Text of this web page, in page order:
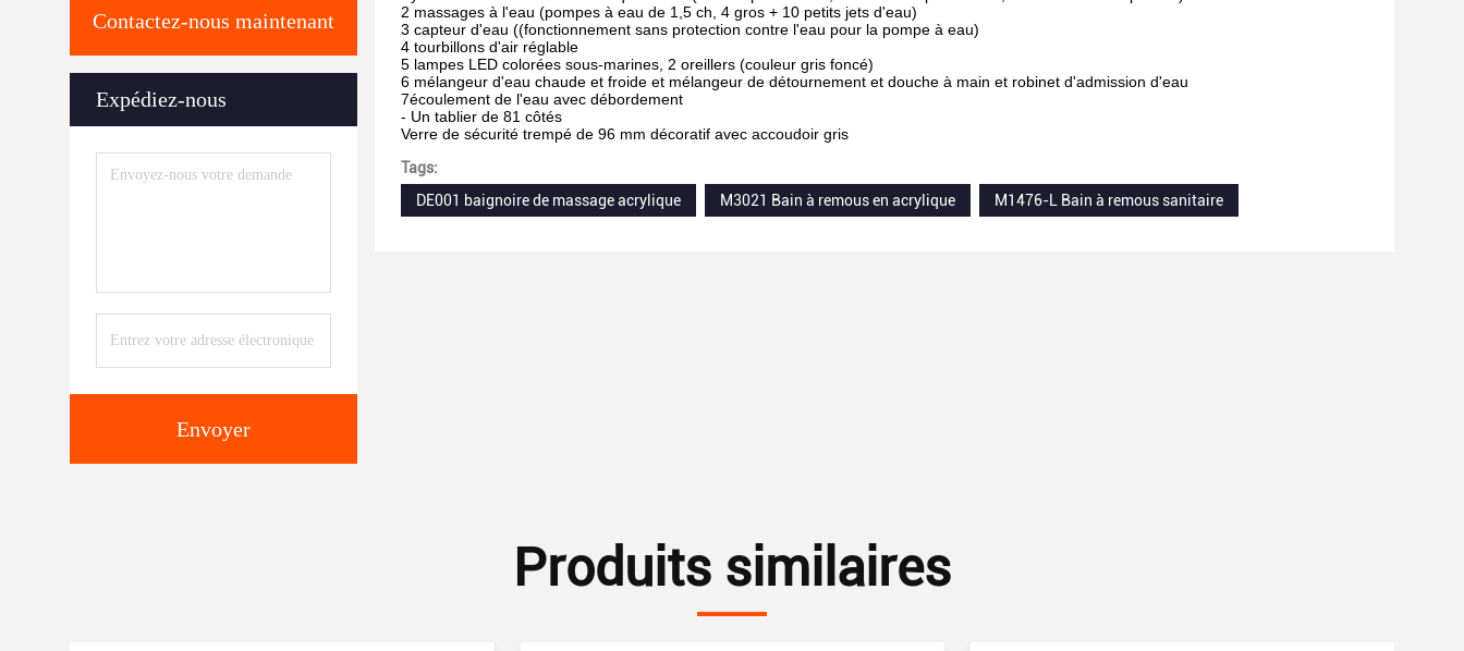
Contactez-nous maintenant
Expédiez-nous
Envoyer
2 massages à l'eau (pompes à eau de 1,5 ch, 4 gros + 10 petits jets d'eau)
3 capteur d'eau ((fonctionnement sans protection contre l'eau pour la pompe à eau)
4 tourbillons d'air réglable
5 lampes LED colorées sous-marines, 2 oreillers (couleur gris foncé)
6 mélangeur d'eau chaude et froide et mélangeur de détournement et douche à main et robinet d'admission d'eau
7écoulement de l'eau avec débordement
- Un tablier de 81 côtés
Verre de sécurité trempé de 96 mm décoratif avec accoudoir gris
Tags:
DE001 baignoire de massage acrylique
M3021 Bain à remous en acrylique M1476-L Bain à remous sanitaire
Produits similaires